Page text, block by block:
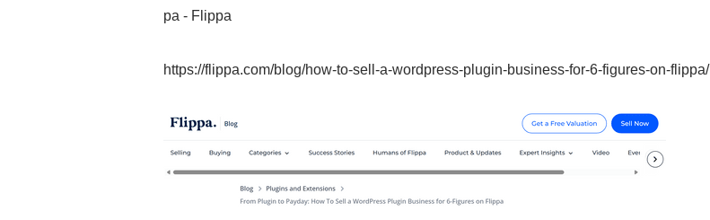
pa - Flippa
https://flippa.com/blog/how-to-sell-a-wordpress-plugin-business-for-6-figures-on-flippa/